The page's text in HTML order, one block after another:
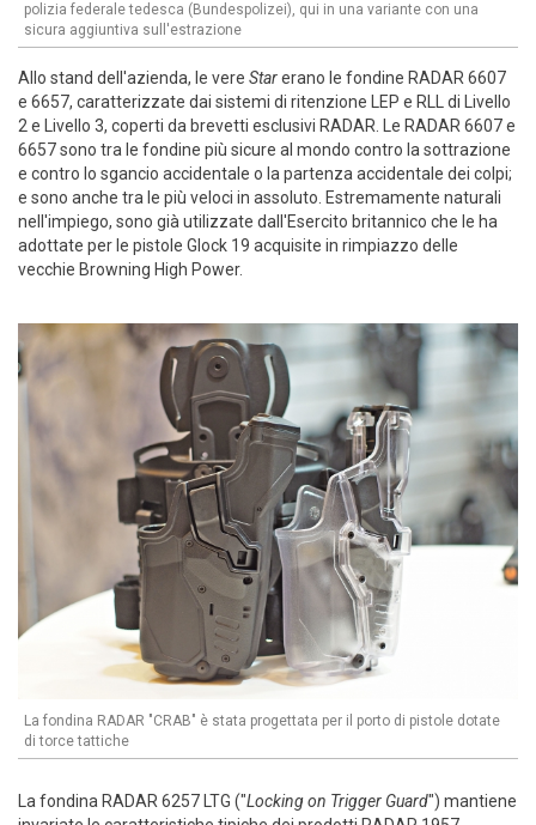
polizia federale tedesca (Bundespolizei), qui in una variante con una
sicura aggiuntiva sull'estrazione
Allo stand dell'azienda, le vere Starerano le fondine RADAR 6607
e 6657, caratterizzate dai sistemi di ritenzione LEP e RLL di Livello
2 e Livello 3, coperti da brevetti esclusivi RADAR. Le RADAR 6607 e
6657 sono tra le fondine più sicure al mondo contro la sottrazione
e contro lo sgancio accidentale o la partenza accidentale dei colpi;
e sono anche tra le più veloci in assoluto. Estremamente naturali
nell'impiego, sono già utilizzate dall'Esercito britannico che le ha
adottate per le pistole Glock 19 acquisite in rimpiazzo delle
vecchie Browning High Power.
La fondina RADAR "CRAB" è stata progettata per il porto di pistole dotate
di torce tattiche
La fondina RADAR 6257 LTG ("Locking on Trigger Guard") mantiene